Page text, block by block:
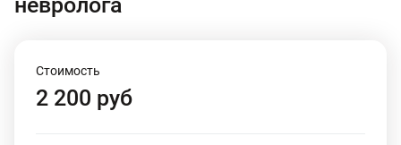
Стоимость
2 200 руб